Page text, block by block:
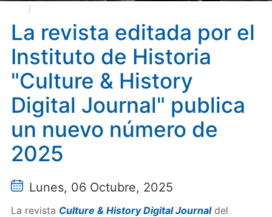
"Culture & History Digital Journal" publica un nuevo
número de 2025
La revista editada por el
Instituto de Historia
"Culture & History
Digital Journal" publica
un nuevo número de
2025
Lunes, 06 Octubre, 2025
La revista Culture & History Digital Journaldel